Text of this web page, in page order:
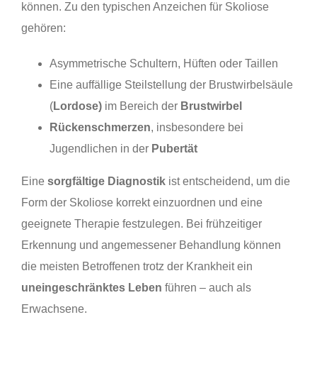
können. Zu den typischen Anzeichen für Skoliose
gehören:
Asymmetrische Schultern, Hüften oder Taillen
Eine auffällige Steilstellung der Brustwirbelsäule
(Lordose) im Bereich der Brustwirbel
Rückenschmerzen, insbesondere bei
Jugendlichen in der Pubertät
Eine sorgfältige Diagnostik ist entscheidend, um die
Form der Skoliose korrekt einzuordnen und eine
geeignete Therapie festzulegen. Bei frühzeitiger
Erkennung und angemessener Behandlung können
die meisten Betroffenen trotz der Krankheit ein
uneingeschränktes Leben führen – auch als
Erwachsene.